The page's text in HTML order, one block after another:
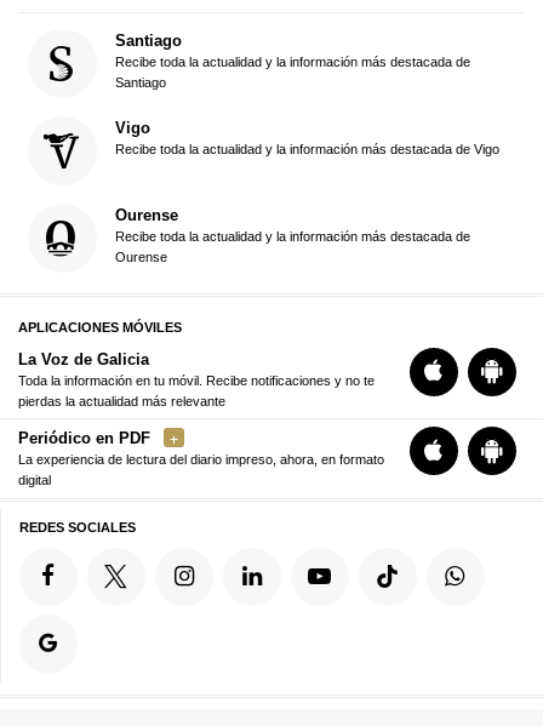
Santiago
Recibe toda la actualidad y la información más destacada de
Santiago
Vigo
Recibe toda la actualidad y la información más destacada de Vigo
Ourense
Recibe toda la actualidad y la información más destacada de
Ourense
APLICACIONES MÓVILES
La Voz de Galicia
Toda la información en tu móvil. Recibe notificaciones y no te
pierdas la actualidad más relevante
Periódico en PDF
La experiencia de lectura del diario impreso, ahora, en formato
digital
REDES SOCIALES